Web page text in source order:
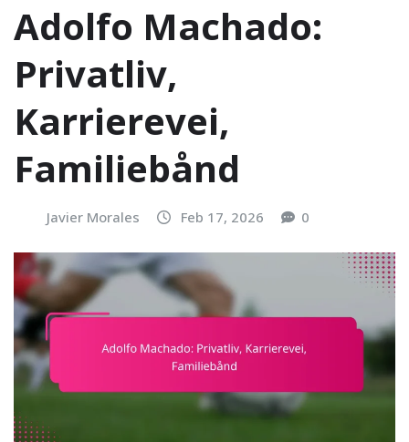
Adolfo Machado:
Privatliv,
Karrierevei,
Familiebånd
Javier Morales Feb 17, 2026 0